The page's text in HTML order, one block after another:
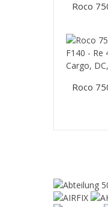
Roco
Roco